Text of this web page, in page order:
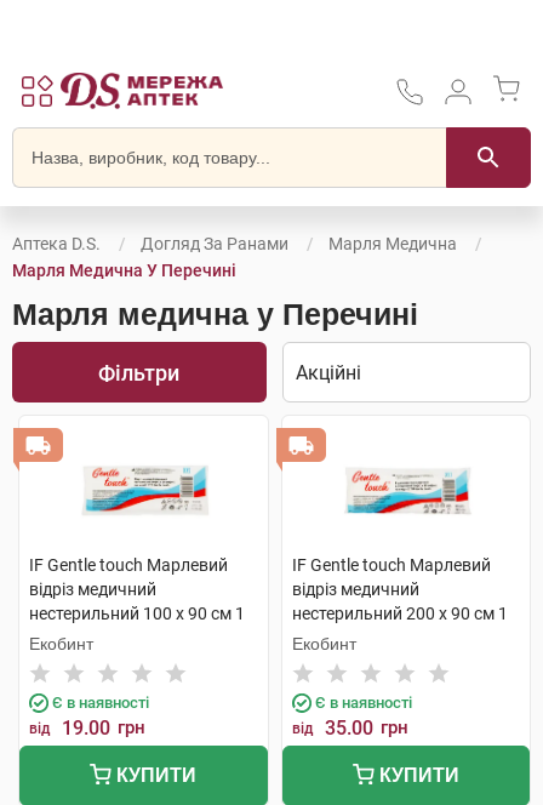
Аптека D.S. Догляд За Ранами
Марля Медична
Марля Медична У Перечині
Марля медична у Перечині
Фільтри
IF Gentle touch Марлевий
відріз медичний
нестерильний 100 х 90 см 1
шт
Екобинт
Є в наявності
від 19.00 грн
КУПИТИ
IF Gentle touch Марлевий
відріз медичний
нестерильний 200 х 90 см 1
шт
Екобинт
Є в наявності
від 35.00 грн
КУПИТИ